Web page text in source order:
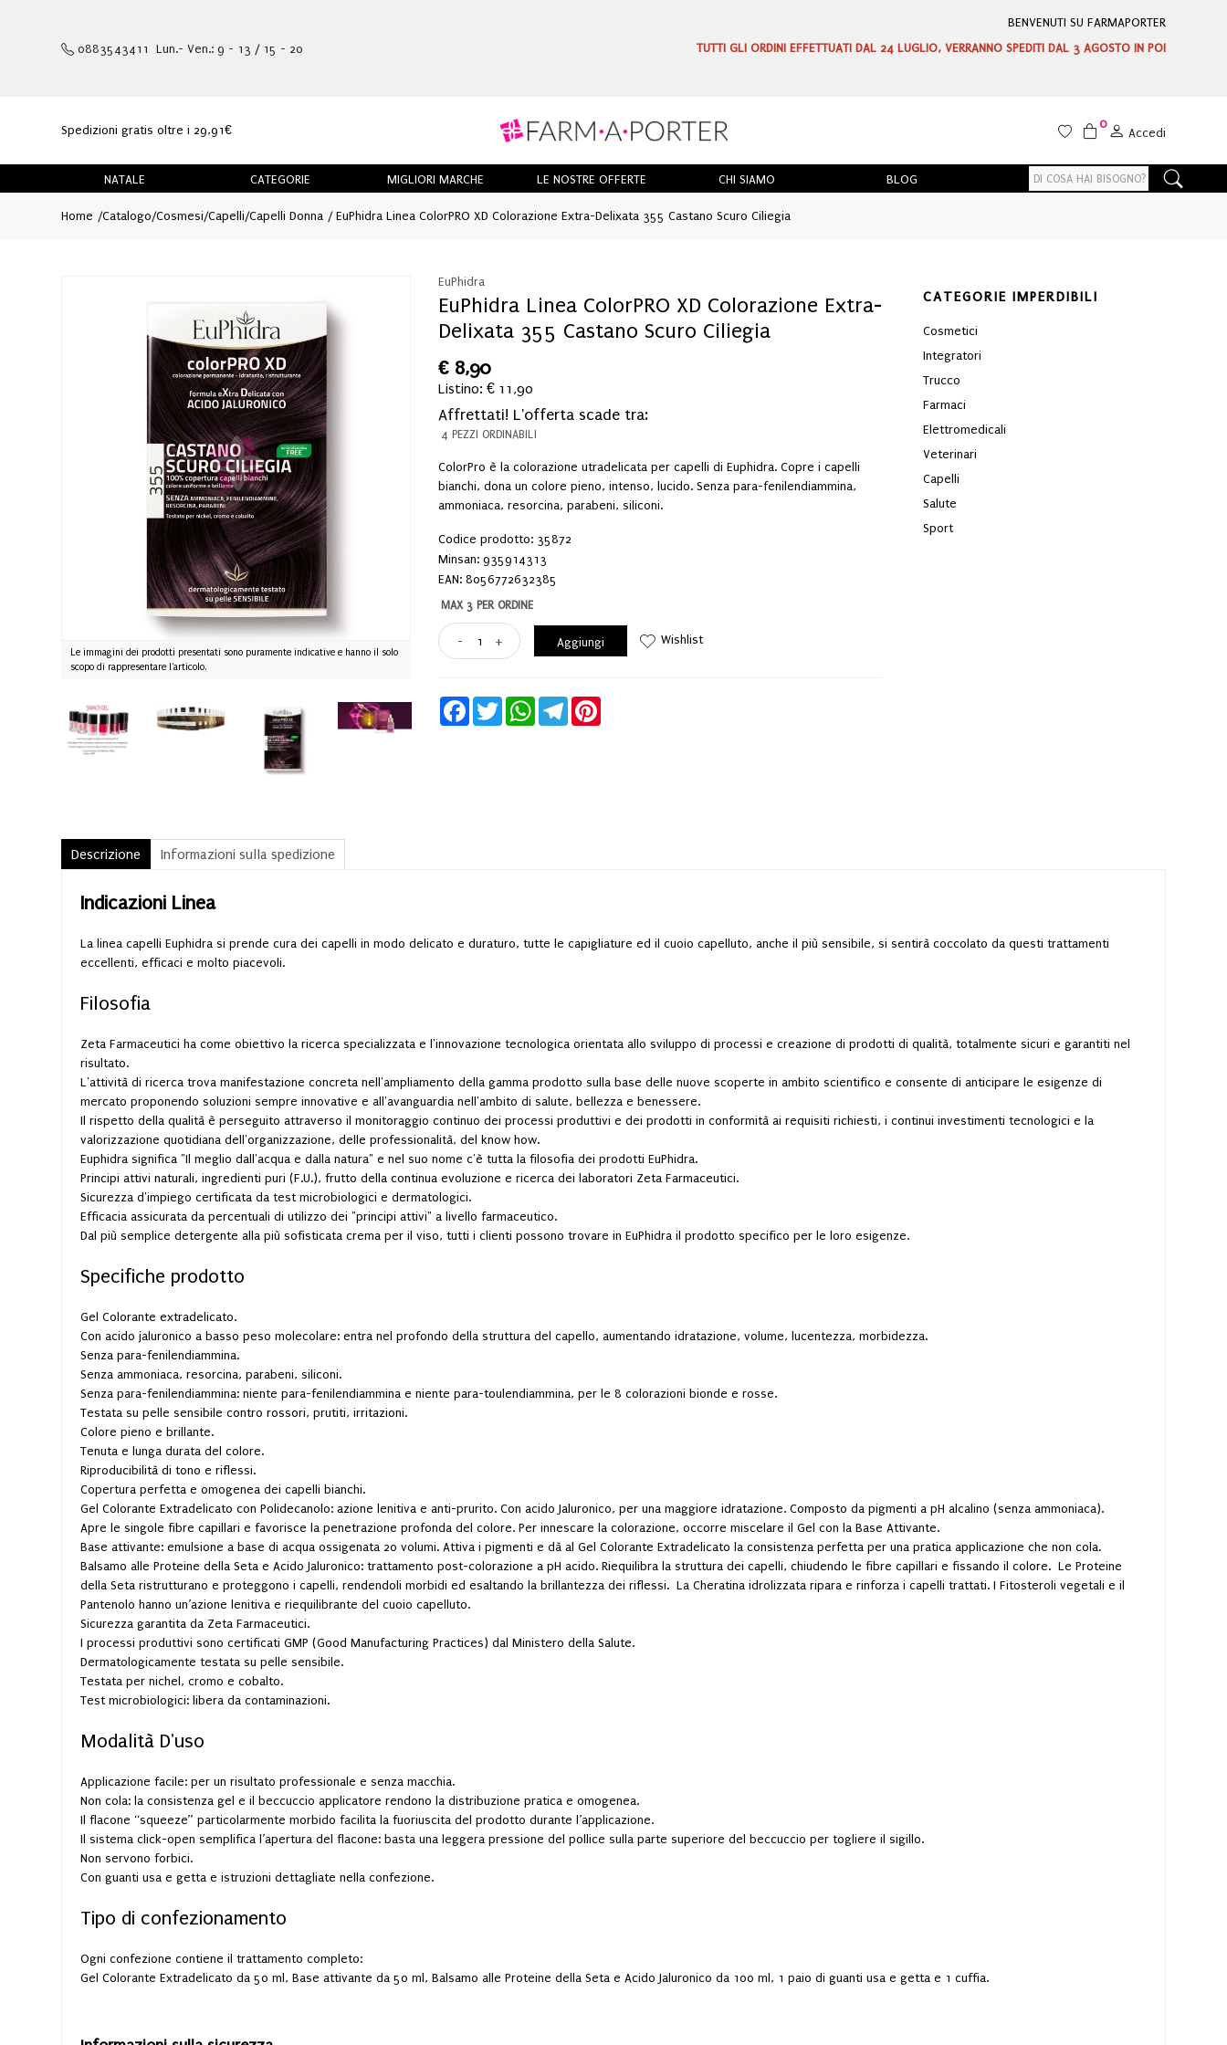
0883543411 Lun.- Ven.: 9 - 13 / 15 - 20
BENVENUTI SU FARMAPORTER
TUTTI GLI ORDINI EFFETTUATI DAL 24 LUGLIO, VERRANNO SPEDITI DAL 3 AGOSTO IN POI
Spedizioni gratis oltre i 29,91€ 0
Accedi
NATALE CATEGORIE MIGLIORI MARCHE LE NOSTRE OFFERTE CHI SIAMO BLOG
Home Catalogo/Cosmesi/Capelli/Capelli Donna EuPhidra Linea ColorPRO XD Colorazione Extra-Delixata 355 Castano Scuro Ciliegia
Le immagini dei prodotti presentati sono puramente indicative e hanno il solo
scopo di rappresentare l'articolo.
EuPhidra
EuPhidra Linea ColorPRO XD Colorazione Extra-
Delixata 355 Castano Scuro Ciliegia
€ 8,90
Listino: € 11,90
Affrettati! L'offerta scade tra:
4 PEZZI ORDINABILI
ColorPro è la colorazione utradelicata per capelli di Euphidra. Copre i capelli
bianchi, dona un colore pieno, intenso, lucido. Senza para-fenilendiammina,
ammoniaca, resorcina, parabeni, siliconi.
Codice prodotto: 35872
Minsan:935914313
EAN: 8056772632385
MAX 3 PER ORDINE
- + Aggiungi Wishlist
FacebookTwitter WhatsAppTelegram
CATEGORIE IMPERDIBILI
Cosmetici
Integratori
Trucco
Farmaci
Elettromedicali
Veterinari
Capelli
Salute
Sport
Descrizione Informazioni sulla spedizione
Indicazioni Linea
La linea capelli Euphidra si prende cura dei capelli in modo delicato e duraturo, tutte le capigliature ed il cuoio capelluto, anche il più sensibile, si sentirà coccolato da questi trattamenti
eccellenti, efficaci e molto piacevoli.
Filosofia
Zeta Farmaceutici ha come obiettivo la ricerca specializzata e l'innovazione tecnologica orientata allo sviluppo di processi e creazione di prodotti di qualità, totalmente sicuri e garantiti nel
risultato.
L'attività di ricerca trova manifestazione concreta nell'ampliamento della gamma prodotto sulla base delle nuove scoperte in ambito scientifico e consente di anticipare le esigenze di
mercato proponendo soluzioni sempre innovative e all'avanguardia nell'ambito di salute, bellezza e benessere.
Il rispetto della qualità è perseguito attraverso il monitoraggio continuo dei processi produttivi e dei prodotti in conformità ai requisiti richiesti, i continui investimenti tecnologici e la
valorizzazione quotidiana dell'organizzazione, delle professionalità, del know how.
Euphidra significa "Il meglio dall'acqua e dalla natura" e nel suo nome c'è tutta la filosofia dei prodotti EuPhidra.
Principi attivi naturali, ingredienti puri (F.U.), frutto della continua evoluzione e ricerca dei laboratori Zeta Farmaceutici.
Sicurezza d'impiego certificata da test microbiologici e dermatologici.
Efficacia assicurata da percentuali di utilizzo dei "principi attivi" a livello farmaceutico.
Dal più semplice detergente alla più sofisticata crema per il viso, tutti i clienti possono trovare in EuPhidra il prodotto specifico per le loro esigenze.
Specifiche prodotto
Gel Colorante extradelicato.
Con acido jaluronico a basso peso molecolare: entra nel profondo della struttura del capello, aumentando idratazione, volume, lucentezza, morbidezza.
Senza para-fenilendiammina.
Senza ammoniaca, resorcina, parabeni, siliconi.
Senza para-fenilendiammina: niente para-fenilendiammina e niente para-toulendiammina, per le 8 colorazioni bionde e rosse.
Testata su pelle sensibile contro rossori, prutiti, irritazioni.
Colore pieno e brillante.
Tenuta e lunga durata del colore.
Riproducibilità di tono e riflessi.
Copertura perfetta e omogenea dei capelli bianchi.
Gel Colorante Extradelicato con Polidecanolo: azione lenitiva e anti-prurito. Con acido Jaluronico, per una maggiore idratazione. Composto da pigmenti a pH alcalino (senza ammoniaca).
Apre le singole fibre capillari e favorisce la penetrazione profonda del colore. Per innescare la colorazione, occorre miscelare il Gel con la Base Attivante.
Base attivante: emulsione a base di acqua ossigenata 20 volumi. Attiva i pigmenti e dà al Gel Colorante Extradelicato la consistenza perfetta per una pratica applicazione che non cola.
Balsamo alle Proteine della Seta e Acido Jaluronico: trattamento post-colorazione a pH acido. Riequilibra la struttura dei capelli, chiudendo le fibre capillari e fissando il colore. Le Proteine
della Seta ristrutturano e proteggono i capelli, rendendoli morbidi ed esaltando la brillantezza dei riflessi. La Cheratina idrolizzata ripara e rinforza i capelli trattati. I Fitosteroli vegetali e il
Pantenolo hanno un’azione lenitiva e riequilibrante del cuoio capelluto.
Sicurezza garantita da Zeta Farmaceutici.
I processi produttivi sono certificati GMP (Good Manufacturing Practices) dal Ministero della Salute.
Dermatologicamente testata su pelle sensibile.
Testata per nichel, cromo e cobalto.
Test microbiologici: libera da contaminazioni.
Modalità D'uso
Applicazione facile: per un risultato professionale e senza macchia.
Non cola: la consistenza gel e il beccuccio applicatore rendono la distribuzione pratica e omogenea.
Il flacone “squeeze” particolarmente morbido facilita la fuoriuscita del prodotto durante l’applicazione.
Il sistema click-open semplifica l’apertura del flacone: basta una leggera pressione del pollice sulla parte superiore del beccuccio per togliere il sigillo.
Non servono forbici.
Con guanti usa e getta e istruzioni dettagliate nella confezione.
Tipo di confezionamento
Ogni confezione contiene il trattamento completo:
Gel Colorante Extradelicato da 50 ml, Base attivante da 50 ml, Balsamo alle Proteine della Seta e Acido Jaluronico da 100 ml, 1 paio di guanti usa e getta e 1 cuffia.